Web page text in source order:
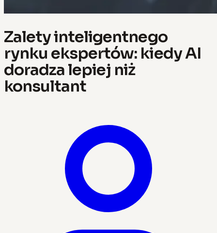
Zalety inteligentnego
rynku ekspertów: kiedy AI
doradza lepiej niż
konsultant